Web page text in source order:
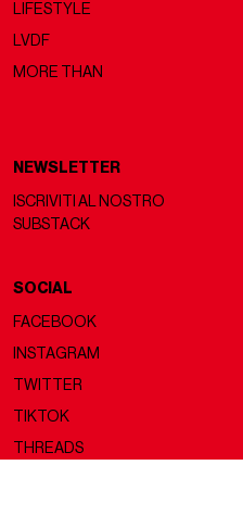
LIFESTYLE
LVDF
MORE THAN
NEWSLETTER
ISCRIVITI AL NOSTRO
SUBSTACK
SOCIAL
FACEBOOK
INSTAGRAM
TWITTER
TIKTOK
THREADS